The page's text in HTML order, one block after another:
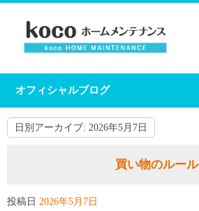
オフィシャルブログ
日別アーカイブ: 2026年5月7日
買い物のルール
投稿日 2026年5月7日